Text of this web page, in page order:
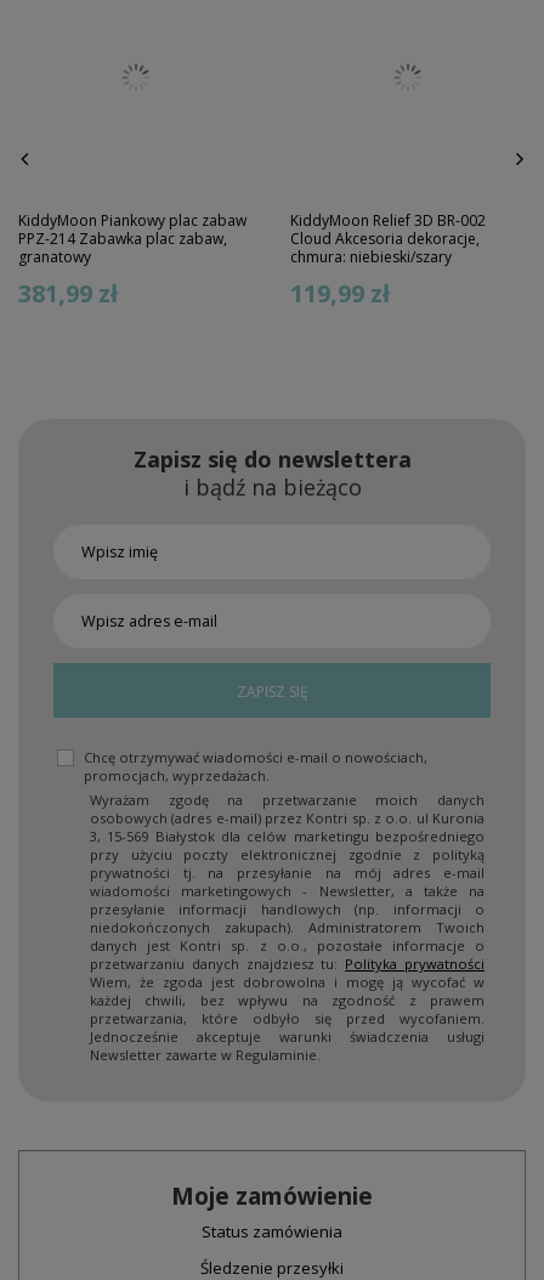
KiddyMoon Piankowy plac zabaw
PPZ-214 Zabawka plac zabaw,
granatowy
381,99 zł
KiddyMoon Relief 3D BR-002
Cloud Akcesoria dekoracje,
chmura: niebieski/szary
119,99 zł
Zapisz się do newslettera
i bądź na bieżąco
ZAPISZ SIĘ
Chcę otrzymywać wiadomości e-mail o nowościach,
promocjach, wyprzedażach.
Wyrażam zgodę na przetwarzanie moich danych
osobowych (adres e-mail) przez Kontri sp. z o.o. ul Kuronia
3, 15-569 Białystok dla celów marketingu bezpośredniego
przy użyciu poczty elektronicznej zgodnie z polityką
prywatności tj. na przesyłanie na mój adres e-mail
wiadomości marketingowych - Newsletter, a także na
przesyłanie informacji handlowych (np. informacji o
niedokończonych zakupach). Administratorem Twoich
danych jest Kontri sp. z o.o., pozostałe informacje o
przetwarzaniu danych znajdziesz tu: Polityka prywatności
Wiem, że zgoda jest dobrowolna i mogę ją wycofać w
każdej chwili, bez wpływu na zgodność z prawem
przetwarzania, które odbyło się przed wycofaniem.
Jednocześnie akceptuje warunki świadczenia usługi
Newsletter zawarte w Regulaminie.
Moje zamówienie
Status zamówienia
Śledzenie przesyłki